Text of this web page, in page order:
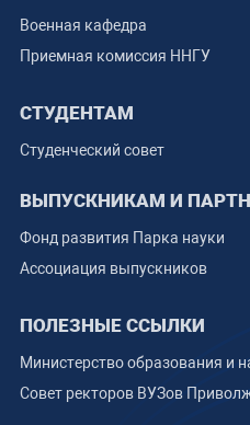
Военная кафедра
Приемная комиссия ННГУ
СТУДЕНТАМ
Студенческий совет
ВЫПУСКНИКАМ И
Фонд развития Парка науки
Ассоциация выпускников
ПОЛЕЗНЫЕ ССЫЛКИ
Министерство образования и
Совет ректоров ВУЗов